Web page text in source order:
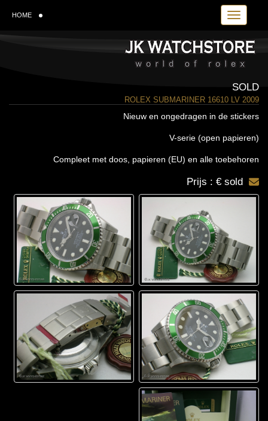
Toggle
HOME
SOLD
ROLEX SUBMARINER 16610 LV 2009
Nieuw en ongedragen in de stickers
V-serie (open papieren)
Compleet met doos, papieren (EU) en alle toebehoren
Prijs : € sold